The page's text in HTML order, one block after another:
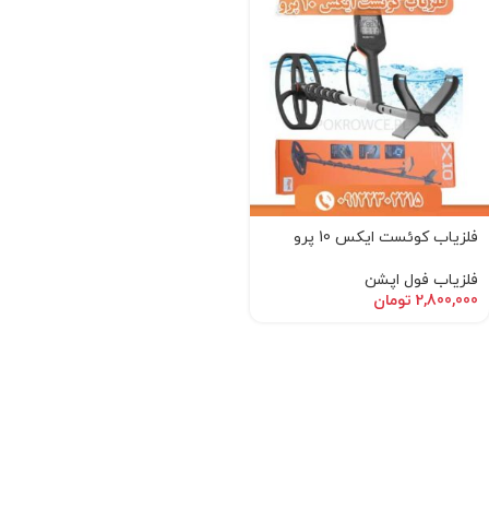
فلزیاب کوئست ایکس 10 پرو
فلزیاب فول اپشن
2,800,000 تومان